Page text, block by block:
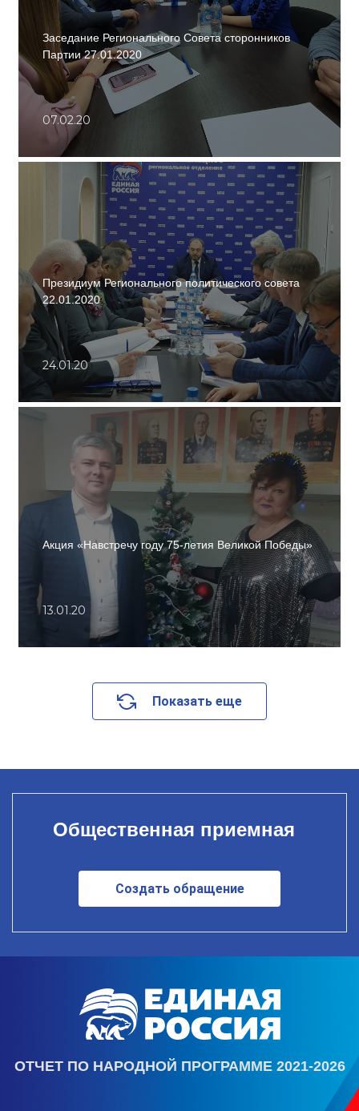
Заседание Регионального Совета сторонников
Партии 27.01.2020
07.02.20
Президиум Регионального политического совета
22.01.2020
24.01.20
Акция «Навстречу году 75-летия Великой Победы»
13.01.20
Показать еще
Общественная приемная
Создать обращение
ОТЧЕТ ПО НАРОДНОЙ ПРОГРАММЕ 2021-2026